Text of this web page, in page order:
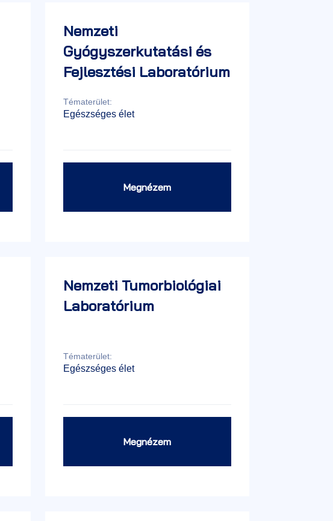
Nemzeti
Gyógyszerkutatási és
Fejlesztési Laboratórium
Tématerület:
Egészséges élet
Megnézem
Nemzeti Tumorbiológiai
Laboratórium
Tématerület:
Egészséges élet
Megnézem